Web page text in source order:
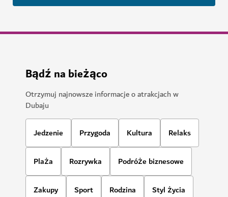
Bądź na bieżąco
Otrzymuj najnowsze informacje o atrakcjach w
Dubaju
Jedzenie Przygoda Kultura Relaks
Plaża Rozrywka Podróże biznesowe
Zakupy Sport Rodzina Styl życia